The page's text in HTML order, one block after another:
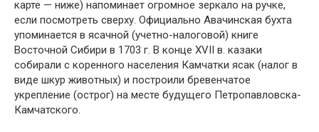
карте — ниже) напоминает огромное зеркало на ручке,
если посмотреть сверху. Официально Авачинская бухта
упоминается в ясачной (учетно-налоговой) книге
Восточной Сибири в 1703 г. В конце XVII в. казаки
собирали с коренного населения Камчатки ясак (налог в
виде шкур животных) и построили бревенчатое
укрепление (острог) на месте будущего Петропавловска-
Камчатского.